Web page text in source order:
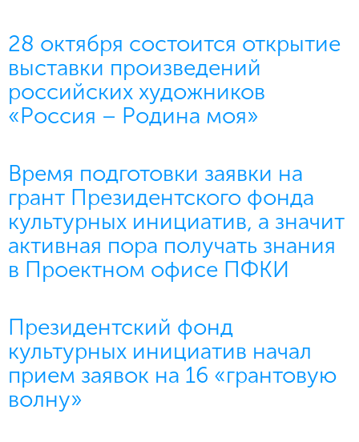
28 октября состоится открытие
выставки произведений
российских художников
«Россия – Родина моя»
Время подготовки заявки на
грант Президентского фонда
культурных инициатив, а значит
активная пора получать знания
в Проектном офисе ПФКИ
Президентский фонд
культурных инициатив начал
прием заявок на 16 «грантовую
волну»